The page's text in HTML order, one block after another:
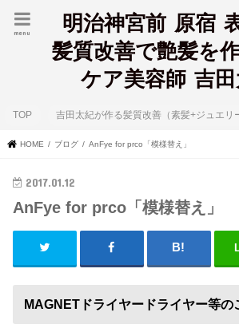
明治神宮前 原宿
髪質改善で艶髪を
ケア美容師 吉
menu
TOP 吉田太紀が作る髪質改善（素髪+ジュエ
HOME ブログ AnFye for prco「模様替え」
2017.01.12
AnFye for prco「模様替え」
MAGNETドライヤードライヤー等の